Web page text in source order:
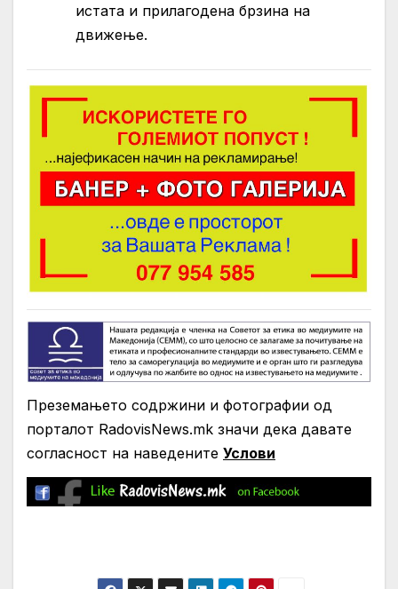
истата и прилагодена брзина на
движење.
Преземањето содржини и фотографии од
порталот RadovisNews.mk значи дека давате
согласност на нaведените Услови